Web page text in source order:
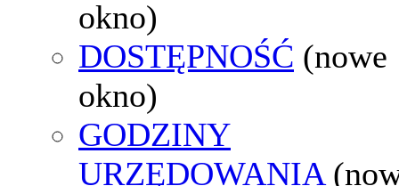
okno)
DOSTĘPNOŚĆ (nowe
okno)
GODZINY
URZĘDOWANIA